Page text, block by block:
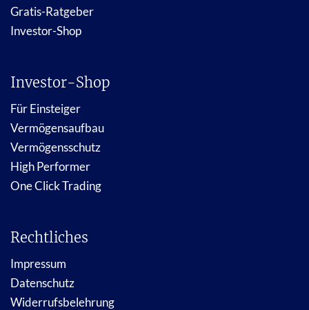
Gratis-Ratgeber
Investor-Shop
Investor-Shop
Für Einsteiger
Vermögensaufbau
Vermögensschutz
High Performer
One Click Trading
Rechtliches
Impressum
Datenschutz
Widerrufsbelehrung